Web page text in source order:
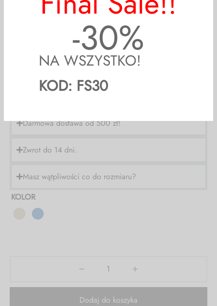
Final Sale!!
-30%
NA WSZYSTKO!
KOD: FS30
Koszule są luźne o oversizowym kroju.
Spodenki mają gumki na zakończeniu nogawek – krój
SZYBKA WYSYŁKA!
Darmowa dostawa od 500 zł!
Zwrot do 14 dni.
Masz wątpliwości co do rozmiaru?
KOLOR
Dodaj do koszyka